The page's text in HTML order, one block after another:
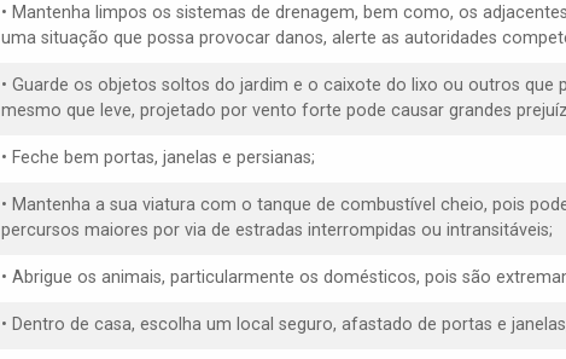
• Mantenha limpos os sistemas de drenagem, bem como, os
uma situação que possa provocar danos, alerte as autoridades
• Guarde os objetos soltos do jardim e o caixote do lixo ou outros que
mesmo que leve, projetado por vento forte pode causar grandes
• Feche bem portas, janelas e persianas;
• Mantenha a sua viatura com o tanque de combustível cheio, pois
percursos maiores por via de estradas interrompidas ou intransitáveis;
• Abrigue os animais, particularmente os domésticos, pois são
• Dentro de casa, escolha um local seguro, afastado de portas e